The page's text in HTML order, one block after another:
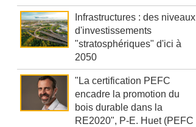
Infrastructures : des niveaux
d'investissements
"stratosphériques" d'ici à
2050
"La certification PEFC
encadre la promotion du
bois durable dans la
RE2020", P-E. Huet (PEFC